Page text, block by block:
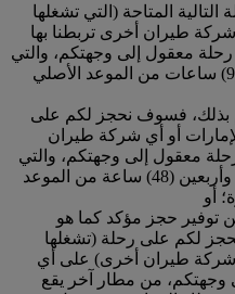
المتاحة (التي تشغلها
طيران أخرى تربطنا بها
معقول إلى وجهتكم، والتي
تغادر في غضون تسع (9) ساعات من الموعد الأصلي
بذلك، فسوف نحجز لكم على
أو أي شركة طيران
معقول إلى وجهتكم، والتي
تغادر في غضون ثماني وأربعين (48) ساعة من الموعد
أو
توفير حجز مؤكد كما هو
لكم على رحلة (تشغلها
شركة طيران أخرى) على أي
من مطار آخر يقع